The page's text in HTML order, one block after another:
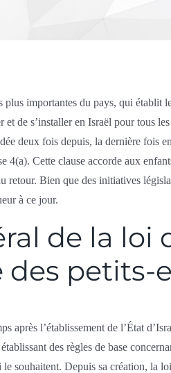
importantes du pays, qui établit
de s’installer en Israël pour tous
deux fois depuis, la dernière fois
4(a). Cette clause accorde aux
retour. Bien que des initiatives
à ce jour.
de la loi
des petits-
après l’établissement de l’État
des règles de base
souhaitent. Depuis sa création, la